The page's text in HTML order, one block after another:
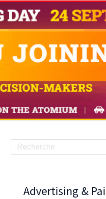
Advertising &